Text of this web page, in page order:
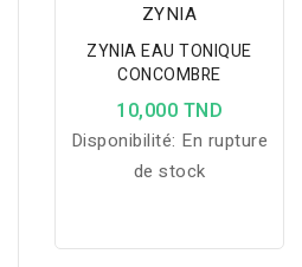
ZYNIA
ZYNIA EAU TONIQUE
CONCOMBRE
10,000 TND
Disponibilité: En rupture
de stock